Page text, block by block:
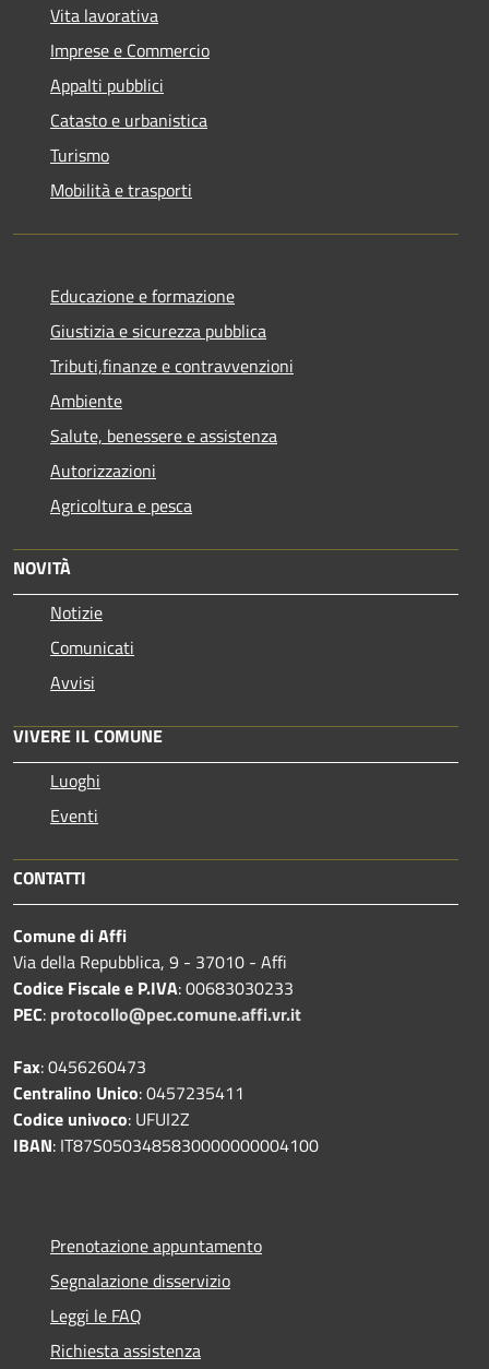
Vita lavorativa
Imprese e Commercio
Appalti pubblici
Catasto e urbanistica
Turismo
Mobilità e trasporti
Educazione e formazione
Giustizia e sicurezza pubblica
Tributi,finanze e contravvenzioni
Ambiente
Salute, benessere e assistenza
Autorizzazioni
Agricoltura e pesca
NOVITÀ
Notizie
Comunicati
Avvisi
VIVERE IL COMUNE
Luoghi
Eventi
CONTATTI
Comune di Affi
Via della Repubblica, 9 - 37010 - Affi
Codice Fiscale e P.IVA: 00683030233
PEC: protocollo@pec.comune.affi.vr.it
Fax: 0456260473
Centralino Unico: 0457235411
Codice univoco: UFUI2Z
IBAN: IT87S0503485830000000004100
Prenotazione appuntamento
Segnalazione disservizio
Leggi le FAQ
Richiesta assistenza